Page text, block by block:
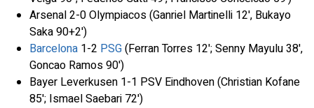
Arsenal 2-0 Olympiacos (Ganriel Martinelli 12', Bukayo
Saka 90+2')
Barcelona 1-2 PSG(Ferran Torres 12'; Senny Mayulu 38',
Goncao Ramos 90')
Bayer Leverkusen 1-1 PSV Eindhoven (Christian Kofane
85'; Ismael Saebari 72')